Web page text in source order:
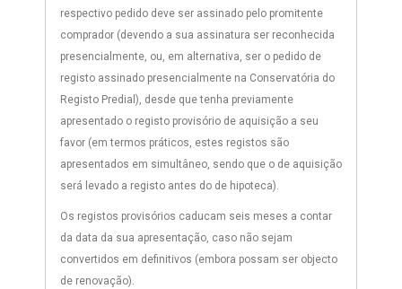
respectivo pedido deve ser assinado pelo promitente
comprador (devendo a sua assinatura ser reconhecida
presencialmente, ou, em alternativa, ser o pedido de
registo assinado presencialmente na Conservatória do
Registo Predial), desde que tenha previamente
apresentado o registo provisório de aquisição a seu
favor (em termos práticos, estes registos são
apresentados em simultâneo, sendo que o de aquisição
será levado a registo antes do de hipoteca).
Os registos provisórios caducam seis meses a contar
da data da sua apresentação, caso não sejam
convertidos em definitivos (embora possam ser objecto
de renovação).